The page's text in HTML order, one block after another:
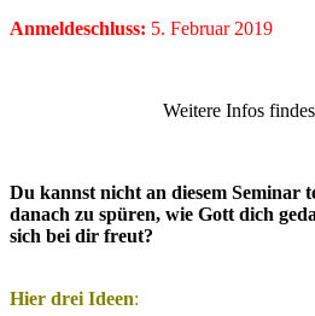
Anmeldeschluss: 5. Februar 2019
Weitere Infos
Du kannst nicht an diesem Seminar
danach zu spüren, wie Gott dich
sich bei dir freut?
Hier drei Ideen: